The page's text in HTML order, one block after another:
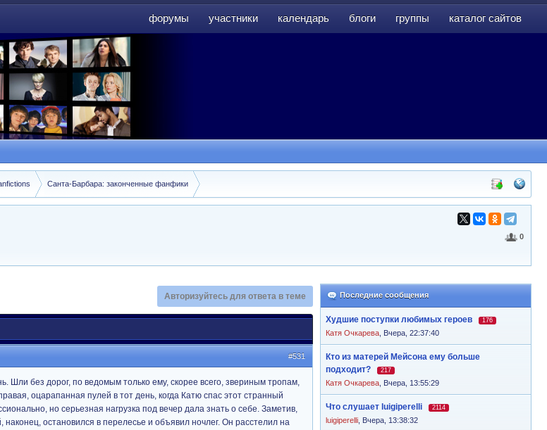
форумы участники календарь блоги группы каталог сайтов
Санта-Барбара: законченные фанфики
0
Последние сообщения
Худшие поступки любимых героев 176
Катя Очкарева Вчера, 22:37:40
Кто из матерей Мейсона ему больше
подходит?
217
Катя Очкарева Вчера, 13:55:29
Что слушает luigiperelli 2114
luigiperelli Вчера, 13:38:32
Авторизуйтесь для ответа в теме
#531
Шли без дорог, по ведомым только ему, скорее всего, звериным тропам,
оцарапанная пулей в тот день, когда Катю спас этот странный
но серьезная нагрузка под вечер дала знать о себе. Заметив,
остановился в перелесье и объявил ночлег. Он расстелил на